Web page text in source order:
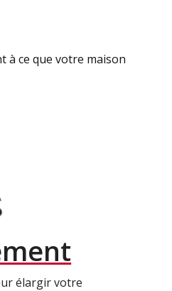
à ce que votre maison
élargir votre